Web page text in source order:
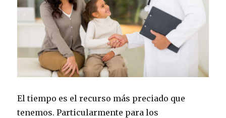
El tiempo es el recurso más preciado que
tenemos. Particularmente para los